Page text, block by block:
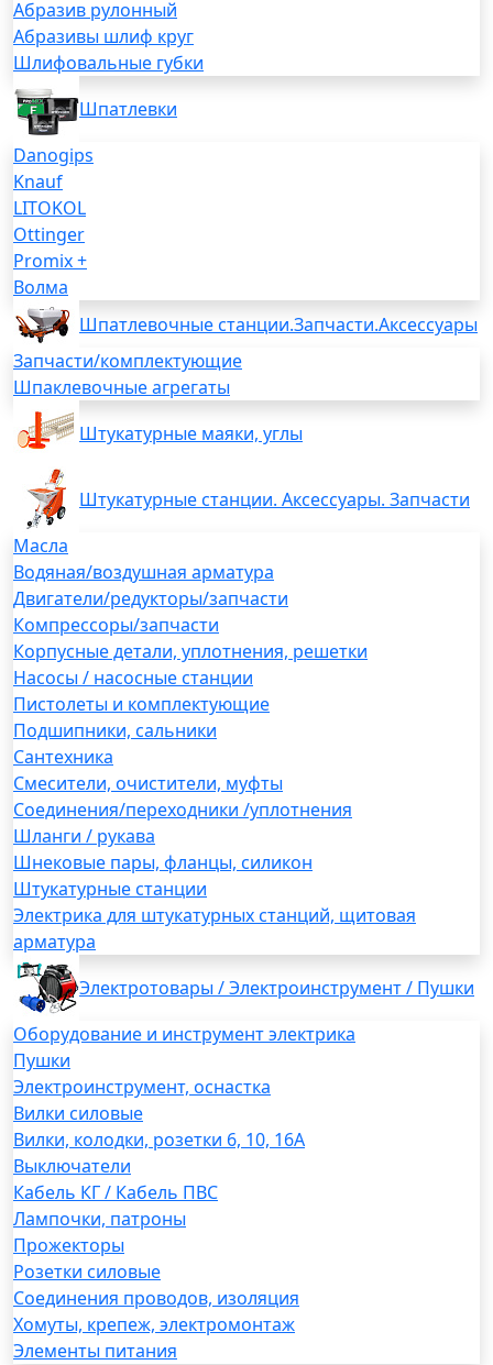
Абразив рулонный
Абразивы шлиф круг
Шлифовальные губки
Шпатлевки
Danogips
Knauf
LITOKOL
Ottinger
Promix +
Волма
Шпатлевочные станции.Запчасти.Аксессуары
Запчасти/комплектующие
Шпаклевочные агрегаты
Штукатурные маяки, углы
Штукатурные станции. Аксессуары. Запчасти
Масла
Водяная/воздушная арматура
Двигатели/редукторы/запчасти
Компрессоры/запчасти
Корпусные детали, уплотнения, решетки
Насосы / насосные станции
Пистолеты и комплектующие
Подшипники, сальники
Сантехника
Смесители, очистители, муфты
Соединения/переходники /уплотнения
Шланги / рукава
Шнековые пары, фланцы, силикон
Штукатурные станции
Электрика для штукатурных станций, щитовая
арматура
Электротовары / Электроинструмент / Пушки
Оборудование и инструмент электрика
Пушки
Электроинструмент, оснастка
Вилки силовые
Вилки, колодки, розетки 6, 10, 16А
Выключатели
Кабель КГ / Кабель ПВС
Лампочки, патроны
Прожекторы
Розетки силовые
Соединения проводов, изоляция
Хомуты, крепеж, электромонтаж
Элементы питания